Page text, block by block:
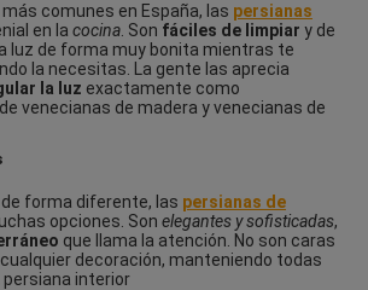
comunes en España, las persianas
en la cocina. Son fáciles de limpiar y de
luz de forma muy bonita mientras te
la necesitas. La gente las aprecia
la luz exactamente como
venecianas de madera y venecianas de
forma diferente, las persianas de
opciones. Son elegantes y sofisticadas,
que llama la atención. No son caras
decoración, manteniendo todas
persiana interior